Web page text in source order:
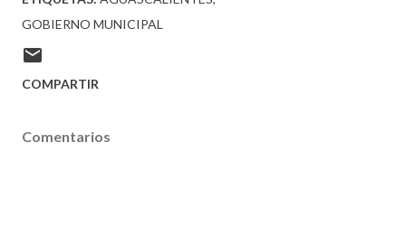
GOBIERNO MUNICIPAL
COMPARTIR
Comentarios